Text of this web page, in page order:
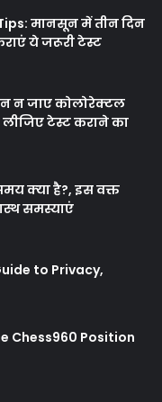
मानसून में तीन दिन
ये जरूरी टेस्ट
न जाए कोलोरेक्टल
टेस्ट कराने का
क्‍या है?, इस वक्त
समस्याएं
to Privacy,
Chess960 Position